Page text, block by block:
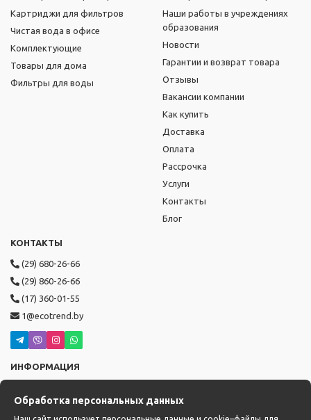
Картриджи для фильтров
Чистая вода в офисе
Комплектующие
Товары для дома
Фильтры для воды
Наши работы в учреждениях
образования
Новости
Гарантии и возврат товара
Отзывы
Вакансии компании
Как купить
Доставка
Оплата
Рассрочка
Услуги
Контакты
Блог
КОНТАКТЫ
(29) 680-26-66
(29) 860-26-66
(17) 360-01-55
1@ecotrend.by
ИНФОРМАЦИЯ
сб-вс с 10:00 до 17:00
Доставка: с 14:00 до 22:00
Обработка персональных данных